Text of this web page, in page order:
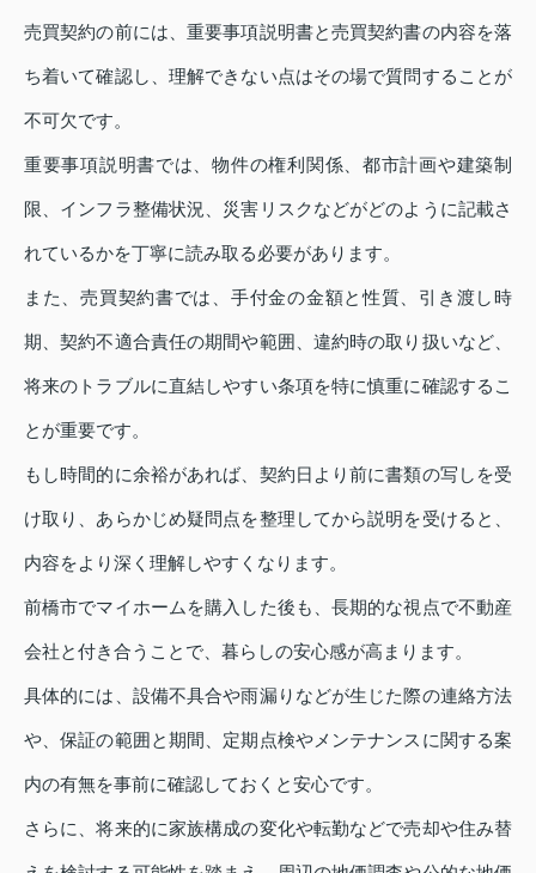
売買契約の前には、重要事項説明書と売買契約書の内容を落
ち着いて確認し、理解できない点はその場で質問することが
不可欠です。
重要事項説明書では、物件の権利関係、都市計画や建築制
限、インフラ整備状況、災害リスクなどがどのように記載さ
れているかを丁寧に読み取る必要があります。
また、売買契約書では、手付金の金額と性質、引き渡し時
期、契約不適合責任の期間や範囲、違約時の取り扱いなど、
将来のトラブルに直結しやすい条項を特に慎重に確認するこ
とが重要です。
もし時間的に余裕があれば、契約日より前に書類の写しを受
け取り、あらかじめ疑問点を整理してから説明を受けると、
内容をより深く理解しやすくなります。
前橋市でマイホームを購入した後も、長期的な視点で不動産
会社と付き合うことで、暮らしの安心感が高まります。
具体的には、設備不具合や雨漏りなどが生じた際の連絡方法
や、保証の範囲と期間、定期点検やメンテナンスに関する案
内の有無を事前に確認しておくと安心です。
さらに、将来的に家族構成の変化や転勤などで売却や住み替